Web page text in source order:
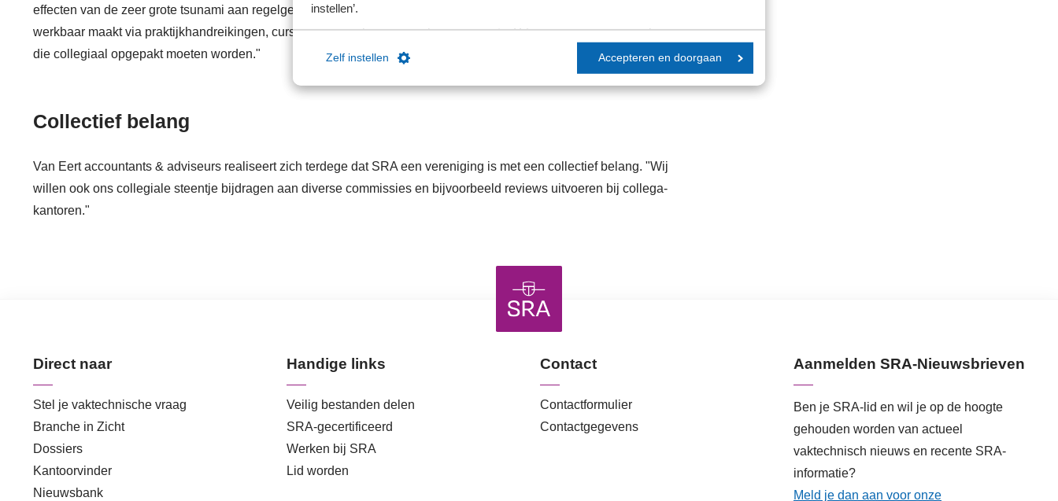
instellen’.
Zelf instellen Accepteren en doorgaan
effecten van de zeer grote tsunami aan regelgeving. Een ander belangrijk punt voor ons is dat SRA regelgeving
werkbaar maakt via praktijkhandreikingen, cursussen, coaching en werkprogramma’s. Dit zijn onzes inziens zaken
die collegiaal opgepakt moeten worden."
Collectief belang
Van Eert accountants & adviseurs realiseert zich terdege dat SRA een vereniging is met een collectief belang. "Wij
willen ook ons collegiale steentje bijdragen aan diverse commissies en bijvoorbeeld reviews uitvoeren bij collega-
kantoren."
Direct naar
Stel je vaktechnische vraag
Branche in Zicht
Dossiers
Kantoorvinder
Nieuwsbank
Handige links
Veilig bestanden delen
SRA-gecertificeerd
Werken bij SRA
Lid worden
Contact
Contactformulier
Contactgegevens
Aanmelden SRA-Nieuwsbrieven
Ben je SRA-lid en wil je op de hoogte
gehouden worden van actueel
vaktechnisch nieuws en recente SRA-
informatie?
Meld je dan aan voor onze